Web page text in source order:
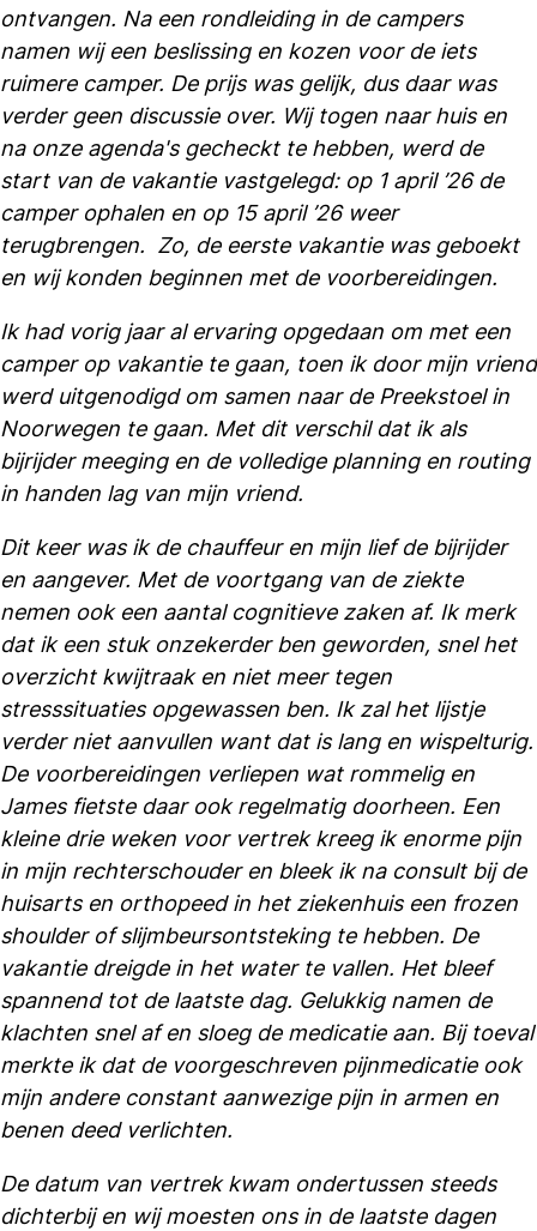
ontvangen. Na een rondleiding in de campers
namen wij een beslissing en kozen voor de iets
ruimere camper. De prijs was gelijk, dus daar was
verder geen discussie over. Wij togen naar huis en
na onze agenda's gecheckt te hebben, werd de
start van de vakantie vastgelegd: op 1 april ’26 de
camper ophalen en op 15 april ’26 weer
terugbrengen. Zo, de eerste vakantie was geboekt
en wij konden beginnen met de voorbereidingen.
Ik had vorig jaar al ervaring opgedaan om met een
camper op vakantie te gaan, toen ik door mijn vriend
werd uitgenodigd om samen naar de Preekstoel in
Noorwegen te gaan. Met dit verschil dat ik als
bijrijder meeging en de volledige planning en routing
in handen lag van mijn vriend.
Dit keer was ik de chauffeur en mijn lief de bijrijder
en aangever. Met de voortgang van de ziekte
nemen ook een aantal cognitieve zaken af. Ik merk
dat ik een stuk onzekerder ben geworden, snel het
overzicht kwijtraak en niet meer tegen
stresssituaties opgewassen ben. Ik zal het lijstje
verder niet aanvullen want dat is lang en wispelturig.
De voorbereidingen verliepen wat rommelig en
James fietste daar ook regelmatig doorheen. Een
kleine drie weken voor vertrek kreeg ik enorme pijn
in mijn rechterschouder en bleek ik na consult bij de
huisarts en orthopeed in het ziekenhuis een frozen
shoulder of slijmbeursontsteking te hebben. De
vakantie dreigde in het water te vallen. Het bleef
spannend tot de laatste dag. Gelukkig namen de
klachten snel af en sloeg de medicatie aan. Bij toeval
merkte ik dat de voorgeschreven pijnmedicatie ook
mijn andere constant aanwezige pijn in armen en
benen deed verlichten.
De datum van vertrek kwam ondertussen steeds
dichterbij en wij moesten ons in de laatste dagen